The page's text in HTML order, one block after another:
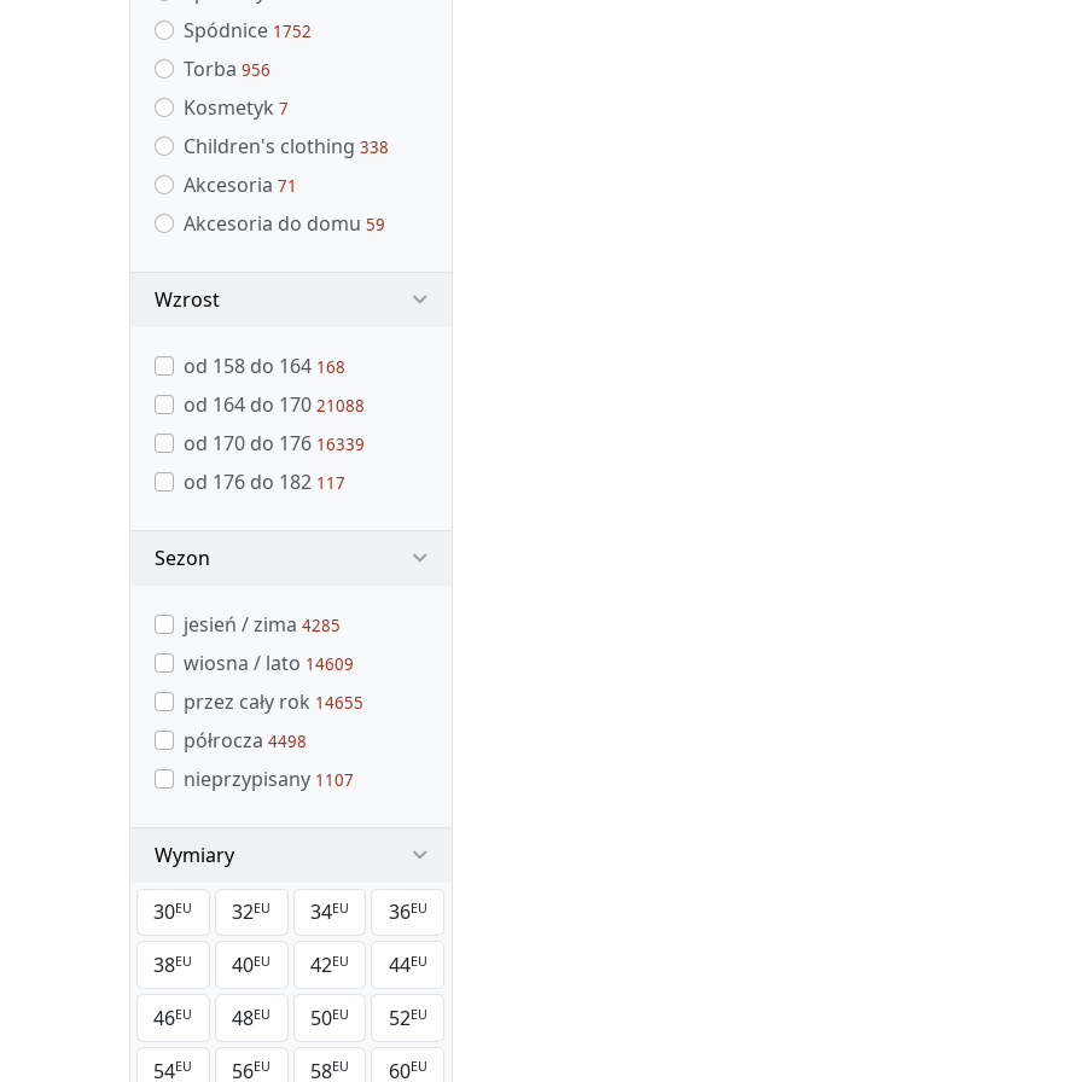
Spódnice 1752
Torba 956
Kosmetyk 7
Children's clothing 338
Akcesoria 71
Akcesoria do domu 59
Wzrost
od 158 do 164 168
od 164 do 170 21088
od 170 do 176 16339
od 176 do 182 117
Sezon
jesień / zima 4285
wiosna / lato 14609
przez cały rok 14655
półrocza 4498
nieprzypisany 1107
Wymiary
30EU 32EU 34EU 36EU
38EU 40EU 42EU 44EU
46EU 48EU 50EU 52EU
54EU 56EU 58EU 60EU